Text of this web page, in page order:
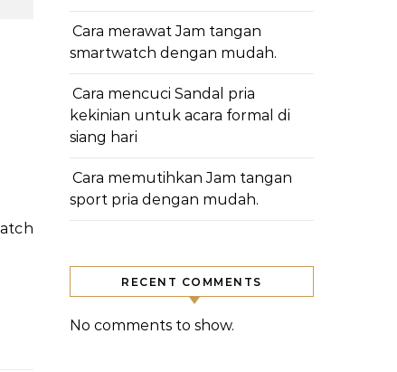
Cara merawat Jam tangan
smartwatch dengan mudah.
Cara mencuci Sandal pria
kekinian untuk acara formal di
siang hari
Cara memutihkan Jam tangan
sport pria dengan mudah.
RECENT COMMENTS
No comments to show.